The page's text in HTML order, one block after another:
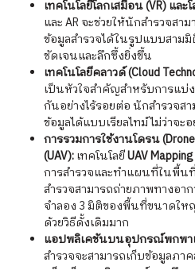
เทคโนโลยีโลกเสมือน (VR) และ
และ AR จะช่วยให้นักสำรวจส
ข้อมูลสำรวจได้ในรูปแบบสาม
ชัดเจนและลึกซึ้งยิ่งขึ้น
เทคโนโลยีคลาวด์ (Cloud
เป็นหัวใจสำคัญสำหรับการแบ่
กันอย่างไร้รอยต่อ นักสำรวจส
ข้อมูลได้แบบเรียลไทม์ ไม่ว่าจะ
การรวมการใช้งานโดรน
(UAV):เทคโนโลยีUAV Mapping
การสำรวจและทำแผนที่ในพื้น
สำรวจสามารถถ่ายภาพทางอ
จำลอง 3 มิติของพื้นที่ขนาดให
ด้วยวิธีดั้งเดิมมาก
แอปพลิเคชันบนอุปกรณ์พกพา
สำรวจจะสามารถเก็บข้อมูลภ